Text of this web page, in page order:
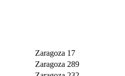
Zaragoza 17
Zaragoza 289